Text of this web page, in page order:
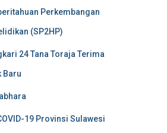
Perkembangan
(SP2HP)
24 Tana Toraja Terima
Baru
19 Provinsi Sulawesi